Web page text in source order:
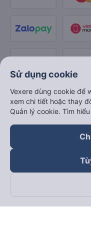
Theo dõi chúng
Sử dụng cookie
Vexere dùng cookie để
xem chi tiết hoặc thay
Quản lý cookie. Tìm